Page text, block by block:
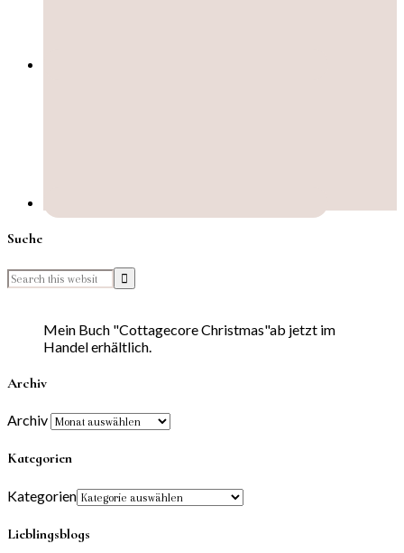
Suche
Mein Buch "Cottagecore Christmas"ab jetzt im
Handel erhältlich.
Archiv
Archiv
Kategorien
Kategorien
Lieblingsblogs